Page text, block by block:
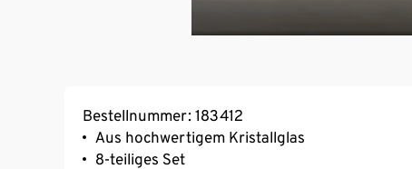
Bestellnummer: 183412
Aus hochwertigem Kristallglas
8-teiliges Set